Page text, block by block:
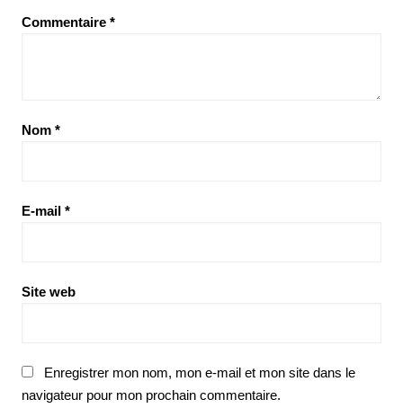
Commentaire *
Nom *
E-mail *
Site web
Enregistrer mon nom, mon e-mail et mon site dans le
navigateur pour mon prochain commentaire.